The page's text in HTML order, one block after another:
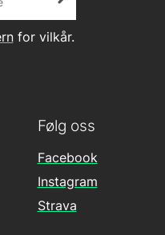
for vilkår.
Følg oss
Facebook
Instagram
Strava